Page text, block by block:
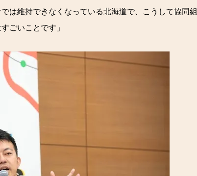
は維持できなくなっている北海道で、こうして協同組
ごいことです」